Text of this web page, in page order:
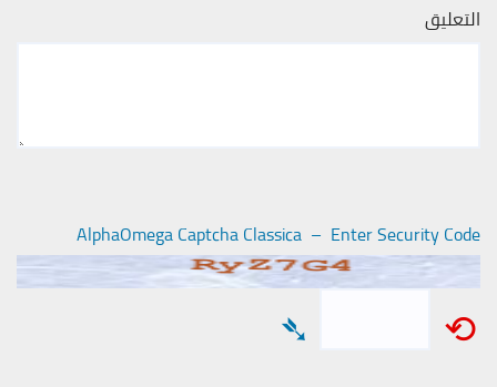
التعليق
AlphaOmega Captcha Classica – Enter Security Code
⟲
➴